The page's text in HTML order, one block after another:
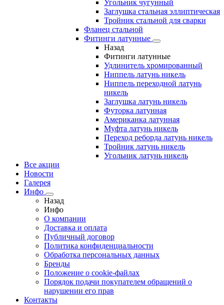
Угольник чугунный
Заглушка стальная эллиптическая
Тройник стальной для сварки
Фланец стальной
Фитинги латунные
Назад
Фитинги латунные
Удлинитель хромированный
Ниппель латунь никель
Ниппель переходной латунь
никель
Заглушка латунь никель
Футорка латунная
Американка латунная
Муфта латунь никель
Переход реборда латунь никель
Тройник латунь никель
Угольник латунь никель
Все акции
Новости
Галерея
Инфо
Назад
Инфо
О компании
Доставка и оплата
Публичный договор
Политика конфиденциальности
Обработка персональных данных
Бренды
Положение о cookie-файлах
Порядок подачи покупателем обращений о
нарушении его прав
Контакты